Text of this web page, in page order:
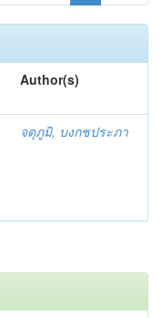
Author(s)
จตุภูมิ, บงกชประภา